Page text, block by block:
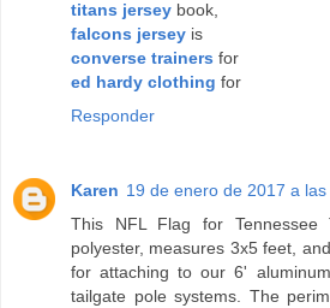
titans jersey book,
falcons jersey is
converse trainers for
ed hardy clothing for
Responder
Karen 19 de enero de 2017 a las
This NFL Flag for Tennessee
polyester, measures 3x5 feet,
for attaching to our 6'
tailgate pole systems. The